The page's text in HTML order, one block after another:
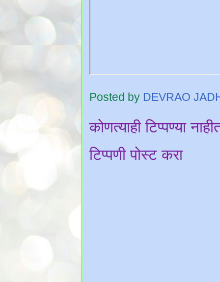
Posted by DEVRAO
कोणत्याही टिप्पण्‍या
टिप्पणी पोस्ट करा